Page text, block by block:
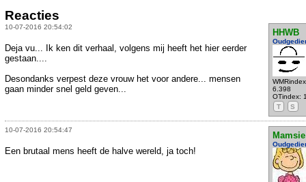
Reacties
10-07-2016 20:54:02
HHWB
6.398
OTindex:
T
S
Deja vu... Ik ken dit verhaal, volgens mij heeft het hier eerder
gestaan....
Desondanks verpest deze vrouw het voor andere... mensen
gaan minder snel geld geven...
10-07-2016 20:54:47
Mamsie
Een brutaal mens heeft de halve wereld, ja toch!